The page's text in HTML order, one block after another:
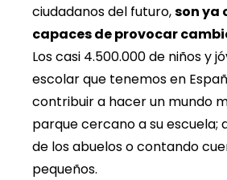
ciudadanos del futuro,son ya
capaces de provocar
Los casi 4.500.000 de niños y
escolar que tenemos en
contribuir a hacer un mundo
parque cercano a su escuela;
de los abuelos o contando
pequeños.